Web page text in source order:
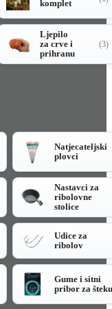
komplet
Ljepilo
za crve i
prihranu
(3)
Natjecateljski
plovci
Nastavci za
ribolovne
stolice
Udice za
ribolov
Gume i sitni
pribor za šteku